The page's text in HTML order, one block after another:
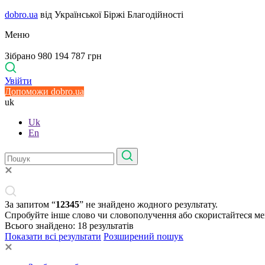
dobro.ua від Української Біржі Благодійності
Меню
Зібрано 980 194 787 грн
Увійти
Допоможи dobro.ua
uk
Uk
En
За запитом “12345” не знайдено жодного результату.
Спробуйте інше слово чи словополучення або скористайтеся
Всього знайдено: 18 результатів
Показати всі результати Розширений пошук